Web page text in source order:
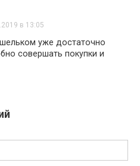
в 13:05
уже достаточно
совершать покупки и